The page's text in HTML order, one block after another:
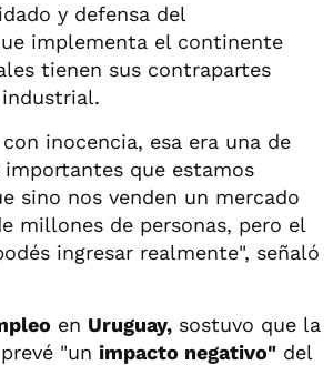
y defensa del
implementa el continente
tienen sus contrapartes
inocencia, esa era una de
que estamos
sino nos venden un mercado
millones de personas, pero el
ingresar realmente", señaló
en Uruguay, sostuvo que la
"un impacto negativo" del